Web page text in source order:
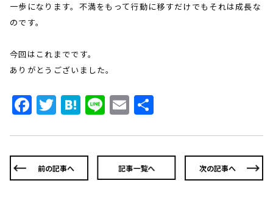
一歩になります。不満をもって行動に移すだけでもそれは成長な
のです。
今回はこれまでです。
ありがとうございました。
Facebook
Twitter
Hatena
LineEmail
前の記事へ 記事一覧へ 次の記事へ